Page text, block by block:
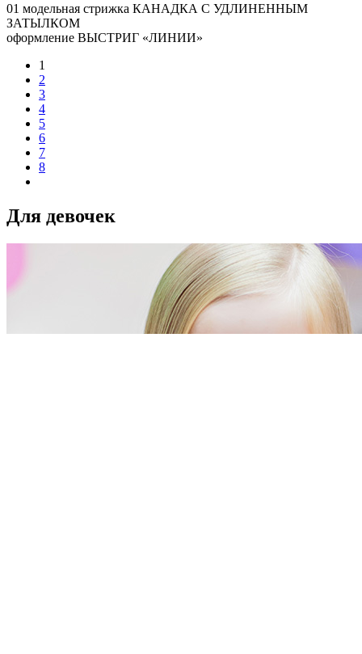
01 модельная стрижка КАНАДКА С УДЛИНЕННЫМ
ЗАТЫЛКОМ
оформление ВЫСТРИГ «ЛИНИИ»
1
2
3
4
5
6
7
8
Для девочек